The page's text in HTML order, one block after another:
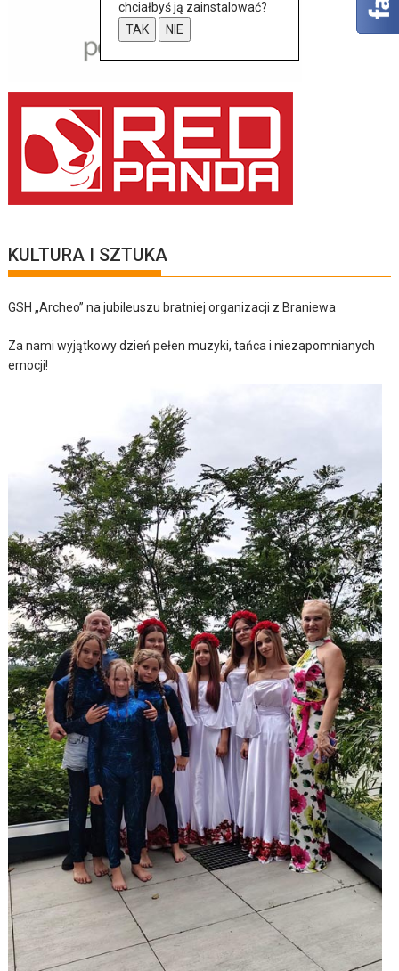
KULTURA I SZTUKA
GSH „Archeo” na jubileuszu bratniej organizacji z Braniewa
Za nami wyjątkowy dzień pełen muzyki, tańca i niezapomnianych
emocji!
chciałbyś ją zainstalować?
TAK
NIE